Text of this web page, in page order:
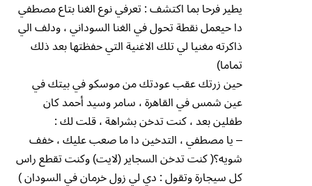
يطير فرحا بما اكتشف : تعرفي نوع الغنا بتاع مصطفي
دا حيعمل نقطة تحول في الغنا السوداني ، ودلف الي
ذاكرته مغنيا لي تلك الاغنية التي حفظتها بعد ذلك
تماما)
حين زرتك عقب عودتك من موسكو في بيتك في
عين شمس في القاهرة ، سامر وسيد أحمد كان
طفلين بعد ، كنت تدخن بشراهة ، قلت لك :
– يا مصطفي ، التدخين دا ما صعب عليك ، خفف
شويه؟( كنت تدخن السجاير (لايت) وكنت تقطع راس
كل سيجارة وتقول : دي لي زول خرمان في السودان )